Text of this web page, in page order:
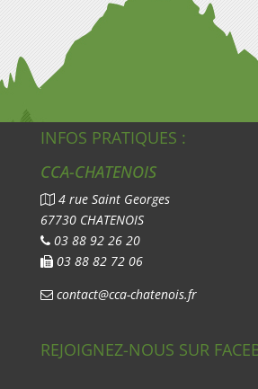
INFOS PRATIQUES :
CCA-CHATENOIS
4 rue Saint Georges
67730 CHATENOIS
03 88 92 26 20
03 88 82 72 06
contact@cca-chatenois.fr
REJOIGNEZ-NOUS SUR